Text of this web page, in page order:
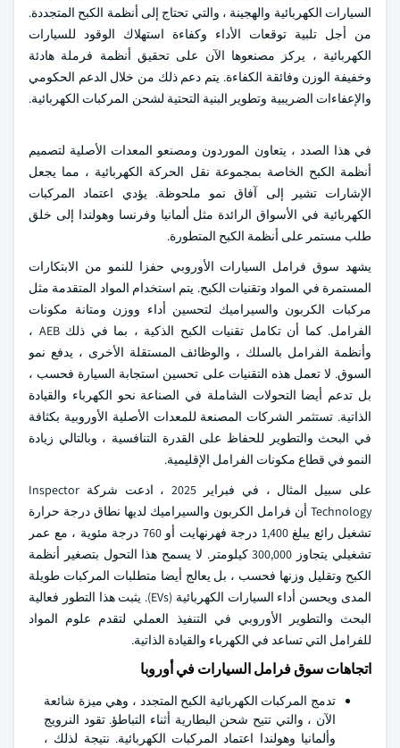
السيارات الكهربائية والهجينة ، والتي تحتاج إلى أنظمة الكبح المتجددة.
من أجل تلبية توقعات الأداء وكفاءة استهلاك الوقود للسيارات
الكهربائية ، يركز مصنعوها الآن على تحقيق أنظمة فرملة هادئة
وخفيفة الوزن وفائقة الكفاءة. يتم دعم ذلك من خلال الدعم الحكومي
والإعفاءات الضريبية وتطوير البنية التحتية لشحن المركبات الكهربائية.
في هذا الصدد ، يتعاون الموردون ومصنعو المعدات الأصلية لتصميم
أنظمة الكبح الخاصة بمجموعة نقل الحركة الكهربائية ، مما يجعل
الإشارات تشير إلى آفاق نمو ملحوظة. يؤدي اعتماد المركبات
الكهربائية في الأسواق الرائدة مثل ألمانيا وفرنسا وهولندا إلى خلق
طلب مستمر على أنظمة الكبح المتطورة.
يشهد سوق فرامل السيارات الأوروبي حفزا للنمو من الابتكارات
المستمرة في المواد وتقنيات الكبح. يتم استخدام المواد المتقدمة مثل
مركبات الكربون والسيراميك لتحسين أداء ووزن ومتانة مكونات
الفرامل. كما أن تكامل تقنيات الكبح الذكية ، بما في ذلك AEB ،
وأنظمة الفرامل بالسلك ، والوظائف المستقلة الأخرى ، يدفع نمو
السوق. لا تعمل هذه التقنيات على تحسين استجابة السيارة فحسب ،
بل تدعم أيضا التحولات الشاملة في الصناعة نحو الكهرباء والقيادة
الذاتية. تستثمر الشركات المصنعة للمعدات الأصلية الأوروبية بكثافة
في البحث والتطوير للحفاظ على القدرة التنافسية ، وبالتالي زيادة
النمو في قطاع مكونات الفرامل الإقليمية.
على سبيل المثال ، في فبراير 2025 ، ادعت شركة Inspector
Technology أن فرامل الكربون والسيراميك لديها نطاق درجة حرارة
تشغيل رائع يبلغ 1,400 درجة فهرنهايت أو 760 درجة مئوية ، مع عمر
تشغيلي يتجاوز 300,000 كيلومتر. لا يسمح هذا التحول بتصغير أنظمة
الكبح وتقليل وزنها فحسب ، بل يعالج أيضا متطلبات المركبات طويلة
المدى ويحسن أداء السيارات الكهربائية (EVs). يثبت هذا التطور فعالية
البحث والتطوير الأوروبي في التنفيذ العملي لتقدم علوم المواد
للفرامل التي تساعد في الكهرباء والقيادة الذاتية.
اتجاهات سوق فرامل السيارات في أوروبا
تدمج المركبات الكهربائية الكبح المتجدد ، وهي ميزة شائعة
الآن ، والتي تتيح شحن البطارية أثناء التباطؤ. تقود النرويج
وألمانيا وهولندا اعتماد المركبات الكهربائية. نتيجة لذلك ،